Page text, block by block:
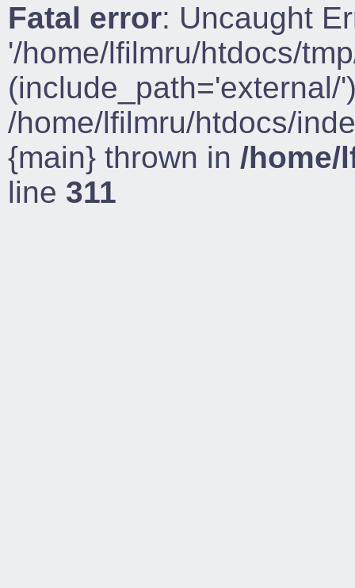
Fatal error: Uncaught
'/home/lfilmru/htdocs/
(include_path='external/
/home/lfilmru/htdocs/
{main} thrown in /home/
line 311